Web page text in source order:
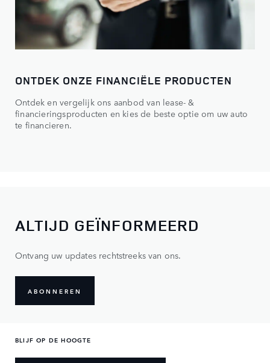
ONTDEK ONZE FINANCIËLE PRODUCTEN
Ontdek en vergelijk ons aanbod van lease- &
financieringsproducten en kies de beste optie om uw auto
te financieren.
ALTIJD GEÏNFORMEERD
Ontvang uw updates rechtstreeks van ons.
ABONNEREN
BLIJF OP DE HOOGTE